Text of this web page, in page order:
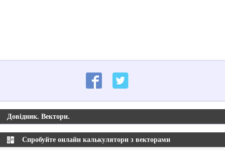
Довідник. Вектори.
Спробуйте онлайн калькулятори з векторами